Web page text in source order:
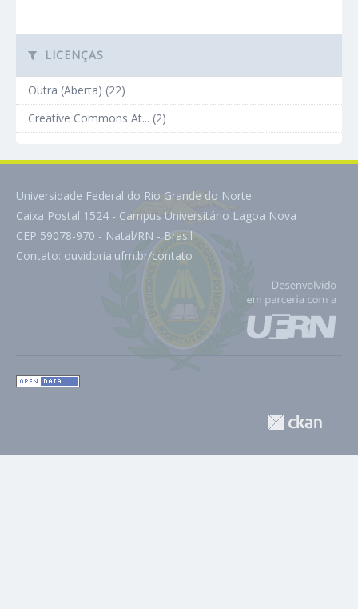
LICENÇAS
Outra (Aberta) (22)
Creative Commons At... (2)
Universidade Federal do Rio Grande do Norte
Caixa Postal 1524 - Campus Universitário Lagoa Nova
CEP 59078-970 - Natal/RN - Brasil
Contato: ouvidoria.ufrn.br/contato